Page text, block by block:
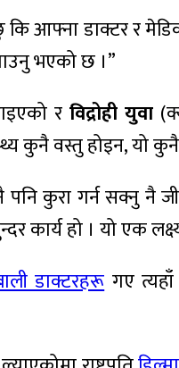
आफ्ना डाक्टर र
भएको छ ।”
र विद्रोही युवा
कुनै वस्तु होइन, यो कुनै
पनि कुरा गर्न सक्नु नै
कार्य हो । यो एक
डाक्टरहरूगए त्यहाँ